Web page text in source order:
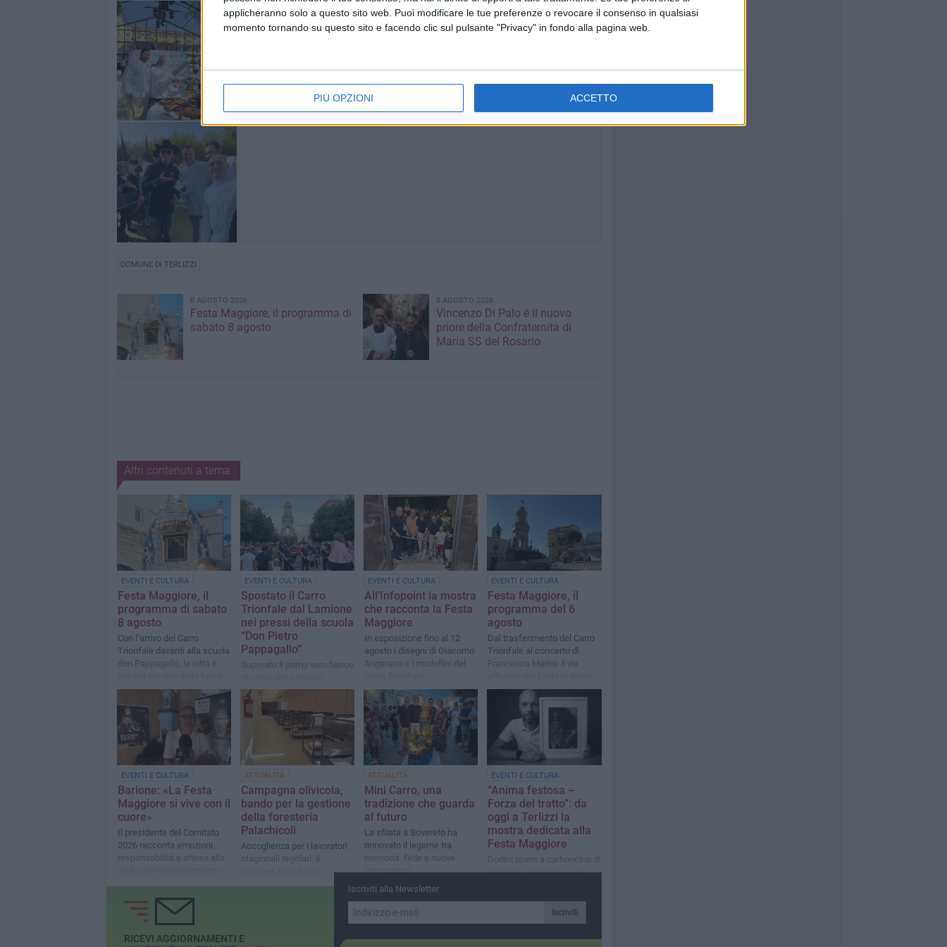
applicheranno solo a questo sito web. Puoi modificare le tue preferenze o revocare il consenso in qualsiasi
momento tornando su questo sito e facendo clic sul pulsante "Privacy" in fondo alla pagina web.
PIÙ OPZIONI ACCETTO
COMUNE DI TERLIZZI
8 AGOSTO 2026
Festa Maggiore, il programma di
sabato 8 agosto
8 AGOSTO 2026
Vincenzo Di Palo è il nuovo
priore della Confraternita di
Maria SS del Rosario
Altri contenuti a tema
EVENTI E CULTURA
Festa Maggiore, il
programma di sabato
8 agosto
Con l’arrivo del Carro
Trionfale davanti alla scuola
don Pappagallo, la città è
EVENTI E CULTURA
Spostato il Carro
Trionfale dal Lamione
nei pressi della scuola
“Don Pietro
Pappagallo”
Superato il primo vero banco
Macchina da Festa in vista
della solenne processione
EVENTI E CULTURA
All’Infopoint la mostra
che racconta la Festa
Maggiore
In esposizione fino al 12
agosto i disegni di Giacomo
Angarano e i modellini del
EVENTI E CULTURA
Festa Maggiore, il
programma del 6
agosto
Dal trasferimento del Carro
Trionfale al concerto di
Francesca Marini: il via
di Maria SS. di Sovereto
EVENTI E CULTURA
Barione: «La Festa
Maggiore si vive con il
cuore»
Il presidente del Comitato
2026 racconta emozioni,
responsabilità e attese alla
ATTUALITÀ
Campagna olivicola,
bando per la gestione
della foresteria
Palachicoli
Accoglienza per i lavoratori
stagionali regolari: il
ATTUALITÀ
Mini Carro, una
tradizione che guarda
al futuro
La sfilata a Sovereto ha
rinnovato il legame tra
memoria, fede e nuove
generazioni
EVENTI E CULTURA
“Anima festosa –
Forza del tratto”: da
oggi a Terlizzi la
mostra dedicata alla
Festa Maggiore
Dodici opere a carboncino di
Giacomo Angarano e una
Iscriviti alla Newsletter
Iscriviti
RICEVI AGGIORNAMENTI E